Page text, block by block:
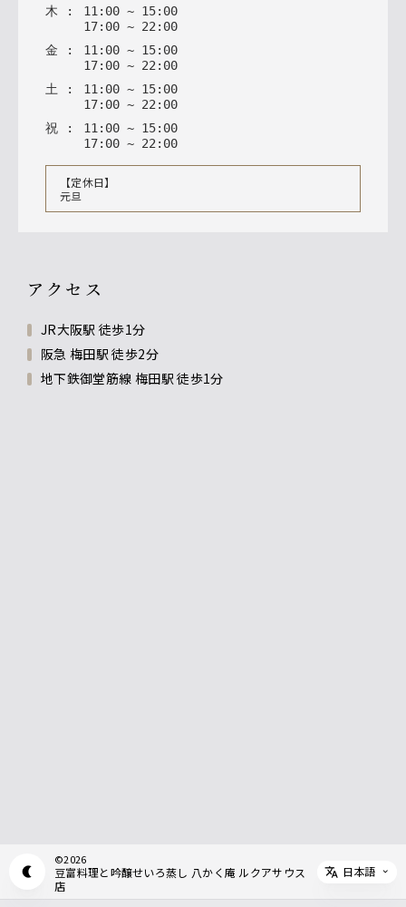
木 : 11 : 00 ~ 15: 00
17: 00 ~ 22 : 00
金 : 11 : 00 ~ 15: 00
17: 00 ~ 22 : 00
土 : 11 : 00 ~ 15: 00
17: 00 ~ 22 : 00
祝 : 11 : 00 ~ 15: 00
17: 00 ~ 22 : 00
【定休日】
元旦
アクセス
JR大阪駅 徒歩1分
阪急 梅田駅 徒歩2分
地下鉄御堂筋線 梅田駅 徒歩1分
©2026
豆富料理と吟醸せいろ蒸し 八かく庵 ルクアサウス
店
Select
日本語
Appearance mode switch